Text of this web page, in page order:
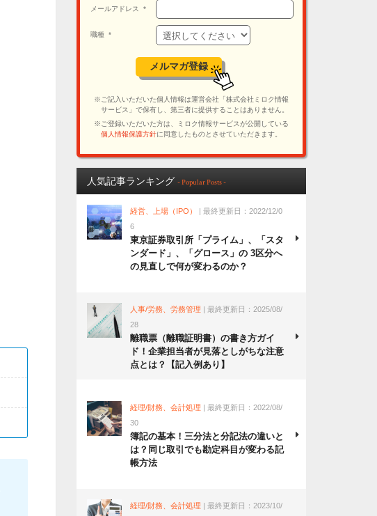
人気記事ランキング - Popular Posts -
経営、上場（IPO）
| 最終更新日：2022/12/0
6
東京証券取引所「プライム」、「スタ
ンダード」、「グロース」の 3区分へ
の見直しで何が変わるのか？
人事/労務、労務管理 | 最終更新日：2025/08/
28
離職票（離職証明書）の書き方ガイ
ド！企業担当者が見落としがちな注意
点とは？【記入例あり】
経理/財務、会計処理 | 最終更新日：2022/08/
30
簿記の基本！三分法と分記法の違いと
は？同じ取引でも勘定科目が変わる記
帳方法
経理/財務、会計処理 | 最終更新日：2023/10/